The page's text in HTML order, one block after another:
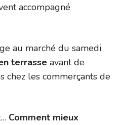
accompagné
au marché du samedi
terrasse avant de
chez les commerçants de
Comment mieux